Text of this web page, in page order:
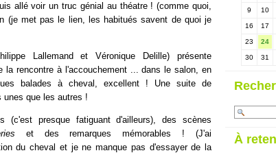
allé voir un truc génial au théatre ! (comme quoi,
(je met pas le lien, les habitués savent de quoi je
Lallemand et Véronique Delille) présente
la rencontre à l'accouchement ... dans le salon, en
balades à cheval, excellent ! Une suite de
que les autres !
(c'est presque fatiguant d'ailleurs), des scènes
et des remarques mémorables ! (J'ai
du cheval et je ne manque pas d'essayer de la
9 10
16 17
23 24
30 31
À